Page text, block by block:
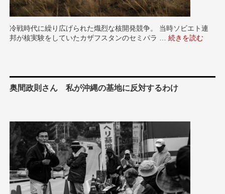
冷戦時代に繰り広げられた熾烈な核開発競争。 当時ソビエト連
邦が核実験をしていたカザフスタンのセミパラ …“カザフスタン・
続きを読む
奥間政則さん 私が沖縄の基地に反対するわけ